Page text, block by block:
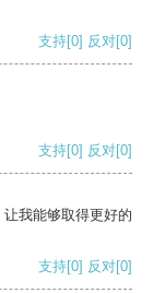
支持[0] 反对[0]
支持[0] 反对[0]
我能够取得更好的
支持[0] 反对[0]